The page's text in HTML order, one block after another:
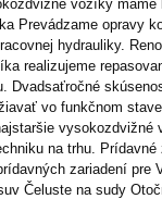
vozíky
Prevádzame opravy
hydrauliky.
realizujeme
Dvadsaťročné
vo funkčnom
vysokozdvižné
na trhu. Prídavné
zariadení pre
Čeluste na sudy